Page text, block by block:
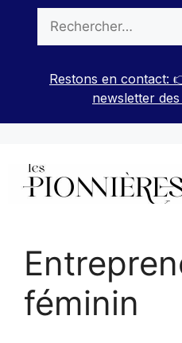
contenu
Restons en contact:
newsletter
féminin